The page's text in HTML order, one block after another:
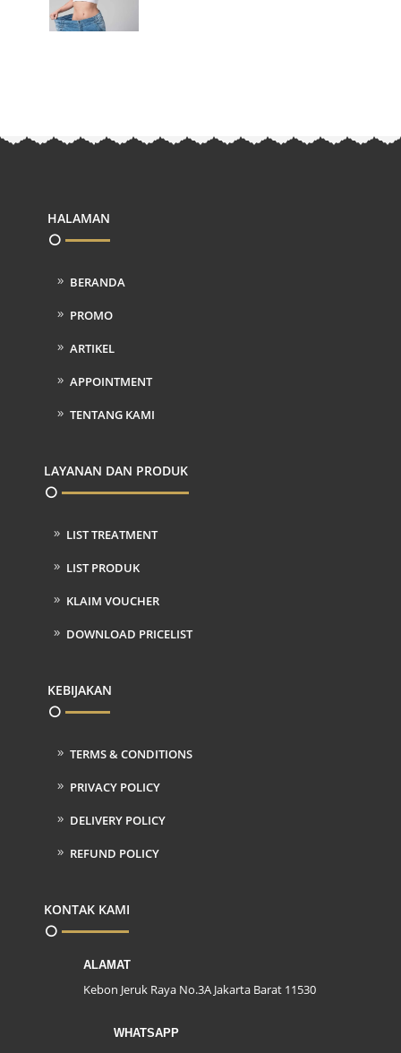
HALAMAN
BERANDA
PROMO
ARTIKEL
APPOINTMENT
TENTANG KAMI
LAYANAN DAN PRODUK
LIST TREATMENT
LIST PRODUK
KLAIM VOUCHER
DOWNLOAD PRICELIST
KEBIJAKAN
TERMS & CONDITIONS
PRIVACY POLICY
DELIVERY POLICY
REFUND POLICY
KONTAK KAMI
ALAMAT
Kebon Jeruk Raya No.3A Jakarta Barat 11530
WHATSAPP